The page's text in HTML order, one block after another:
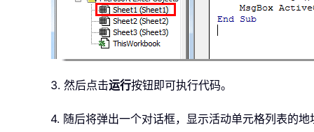
3. 然后点击运行按钮即可执行代码。
4. 随后将弹出一个对话框，显示活动单元格列表的地